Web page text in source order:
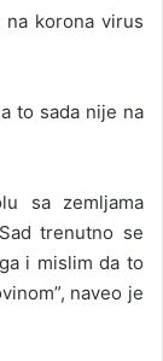
korona virus
to sada nije na
sa zemljama
trenutno se
i mislim da to
naveo je